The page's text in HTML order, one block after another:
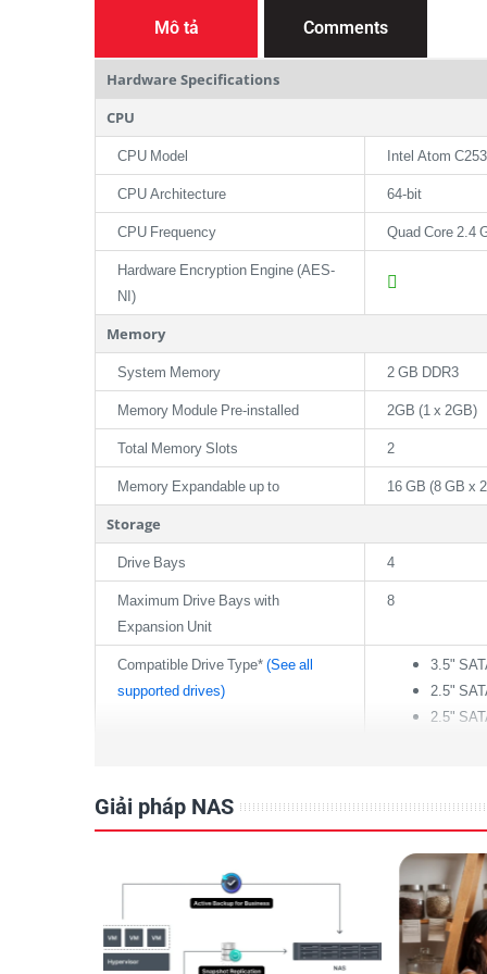
Mô tả Comments
Hardware Specifications
CPU
CPU Model
Intel Atom
CPU Architecture
64-bit
CPU Frequency
Quad Core 2.4
Hardware Encryption Engine (AES-
NI)
Memory
System Memory
2 GB DDR3
Memory Module Pre-installed
2GB (1 x 2GB)
Total Memory Slots
2
Memory Expandable up to
16 GB (8 GB x
Storage
Drive Bays
4
Maximum Drive Bays with
Expansion Unit
8
Compatible Drive Type*(See all
supported drives)
3.5"
2.5"
2.5"
Maximum Raw Capacity with
Expansion Units
96 TB (48 TB
Maximum Single Volume Size
108 TB
Hot Swappable Drive
Notes
The
Giải pháp NAS